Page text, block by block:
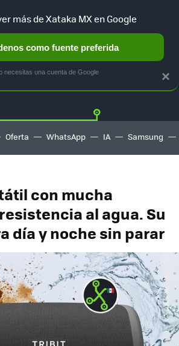
COMPRAS MERCADO LIBRE
Oferta WhatsApp IA Samsung
con mucha
al agua. Su
día y noche sin parar
×
más de Xataka MX en Google
como fuente preferida
necesitas una cuenta de Google